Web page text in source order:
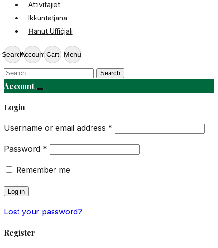
Attivitajiet
Ikkuntatjana
Ħanut Uffiċjali
SearchAccount Cart Menu
Search
Account
Login
Username or email address *
Password *
Remember me
Log in
Lost your password?
Register